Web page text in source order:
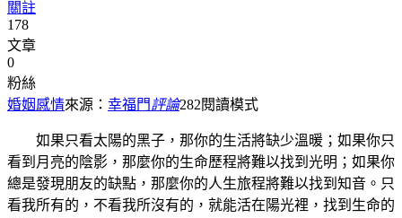
關註
178
文章
0
粉絲
婚姻感情來源： 幸福門評論282閱讀模式
如果只看太陽的黑子，那你的生活將缺少溫暖；如果你只
看到月亮的陰影，那麼你的生命歷程將難以找到光明；如果你
總是發現朋友的缺點，那麼你的人生旅程將難以找到知音。只
看我所有的，不看我所沒有的，就能活在陽光裡，找到生命的